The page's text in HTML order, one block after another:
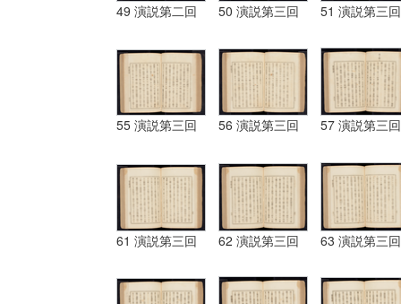
49 演説第二回 50 演説第三回 51 演説第三回
55 演説第三回 56 演説第三回 57 演説第三回
61 演説第三回 62 演説第三回 63 演説第三回